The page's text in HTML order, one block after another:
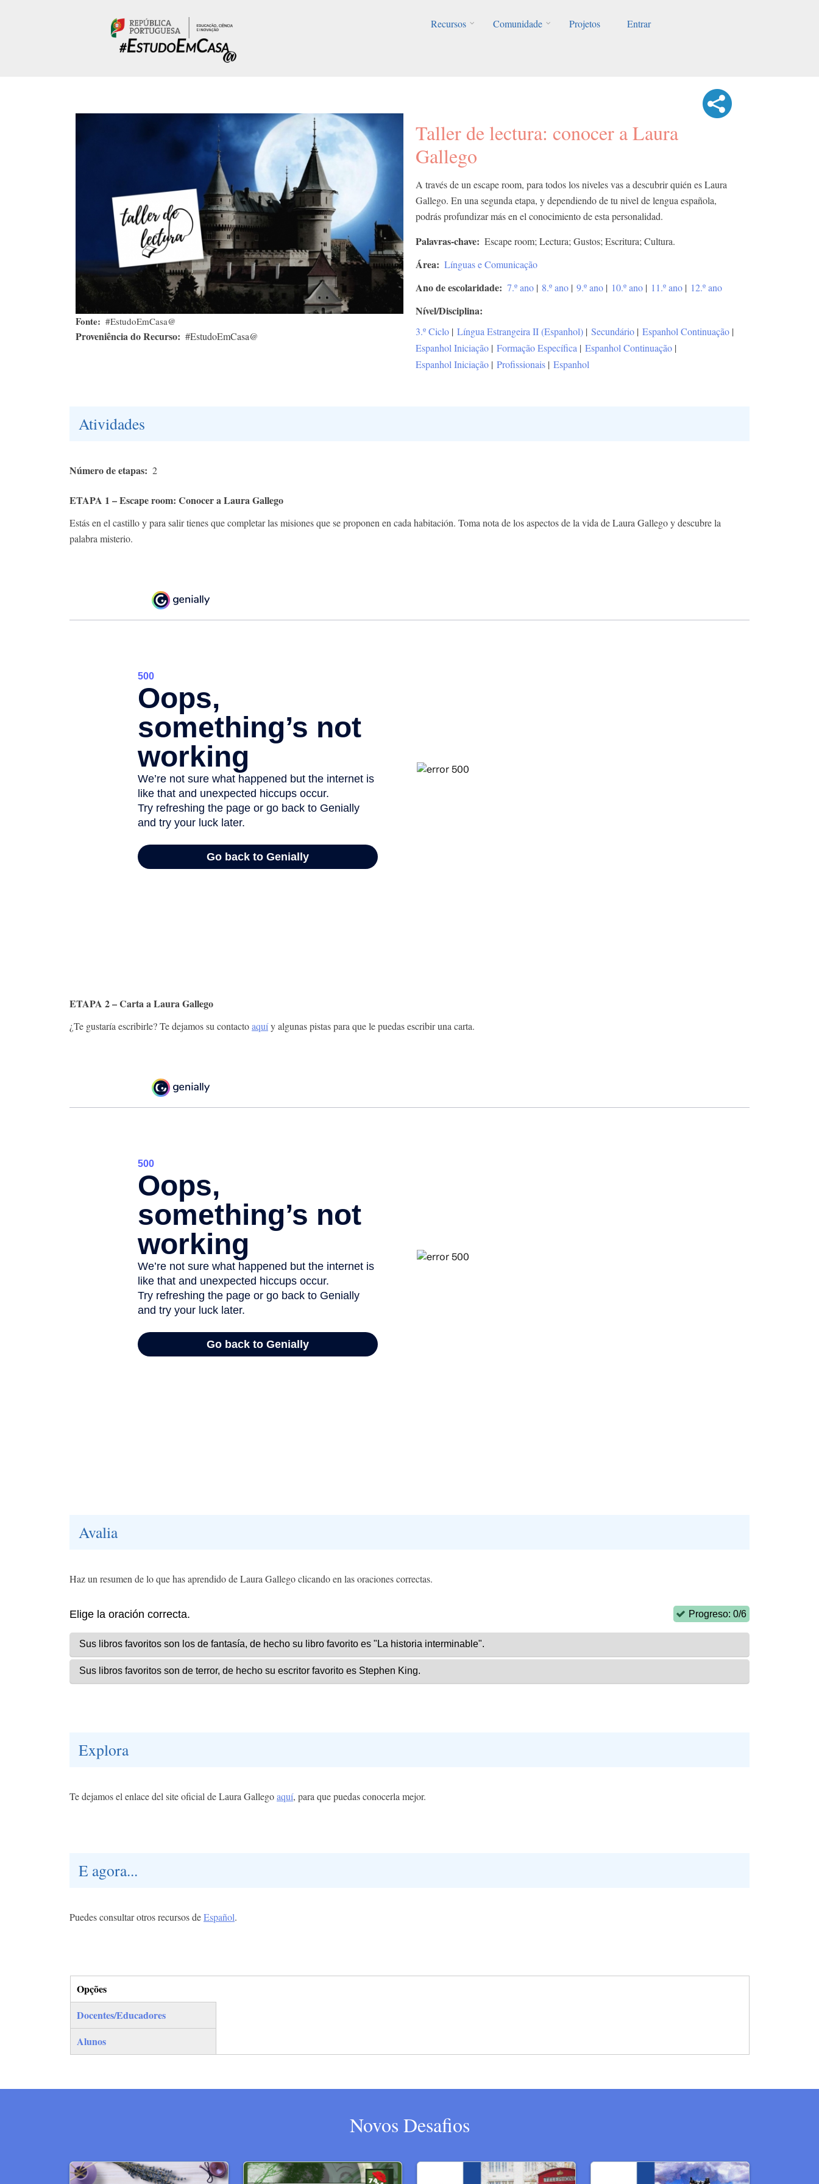
Recursos
Comunidade Projetos Entrar
Fonte #EstudoEmCasa@
Proveniência do Recurso #EstudoEmCasa@
Taller de lectura: conocer a Laura
Gallego
A través de un escape room, para todos los niveles vas a descubrir quién es Laura
Gallego. En una segunda etapa, y dependiendo de tu nivel de lengua española,
podrás profundizar más en el conocimiento de esta personalidad.
Palavras-chave Escape room; Lectura; Gustos; Escritura; Cultura.
Área Línguas e Comunicação
Ano de escolaridade 7.º ano | 8.º ano | 9.º ano | 10.º ano | 11.º ano | 12.º ano
Nível/Disciplina
3.º Ciclo | Língua Estrangeira II (Espanhol) | Secundário | Espanhol Continuação |
Espanhol Iniciação | Formação Específica | Espanhol Continuação |
Espanhol Iniciação | Profissionais | Espanhol
Atividades
Número de etapas 2
ETAPA 1 – Escape room: Conocer a Laura Gallego
Estás en el castillo y para salir tienes que completar las misiones que se proponen en cada habitación. Toma nota de los aspectos de la vida de Laura Gallego y descubre la
palabra misterio.
ETAPA 2 – Carta a Laura Gallego
¿Te gustaría escribirle? Te dejamos su contactoaquíy algunas pistas para que le puedas escribir una carta.
Avalia
Haz un resumen de lo que has aprendido de Laura Gallego clicando en las oraciones correctas.
Explora
Te dejamos el enlace del site oficial de Laura Gallegoaquí, para que puedas conocerla mejor.
E agora...
Puedes consultar otros recursos deEspañol.
Opções
(separador ativo)
Docentes/Educadores
Alunos
Novos Desafios